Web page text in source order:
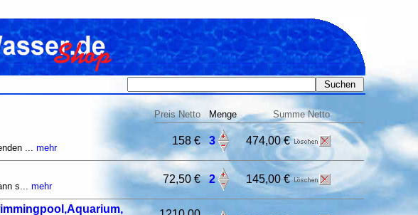
Preis Netto Menge Summe Netto
... mehr
158 € 3 474,00 €
s... mehr
72,50 € 2 145,00 €